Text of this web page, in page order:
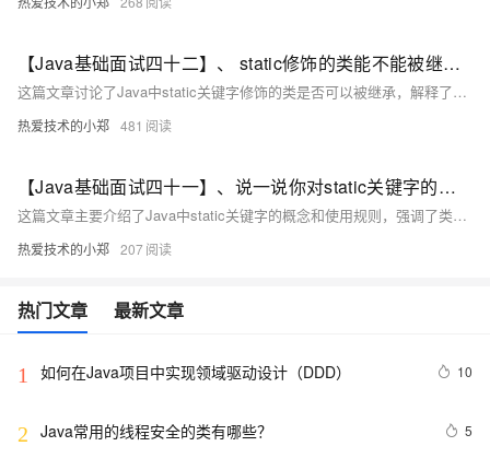
【Java基础面试四十二】、 static修饰的类能不能被继承？
这篇文章讨论了Java中static关键字修饰的类是否可以被继承，解释了静态内部类的概念、规则以及如何实例化。
热爱技术的小郑 481
【Java基础面试四十一】、说一说你对static关键字的理解
这篇文章主要介绍了Java中static关键字的概念和使用规则，强调了类成员与实例成员的区别及其作用域的限制。
热爱技术的小郑 207
热门文章 最新文章
1 如何在Java项目中实现领域驱动设计（DDD） 10
2 Java常用的线程安全的类有哪些？ 5